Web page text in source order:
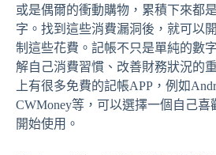
或是偶爾的衝動購物，累積下來都
字。找到這些消費漏洞後，就可以
制這些花費。記帳不只是單純的數
解自己消費習慣、改善財務狀況的
上有很多免費的記帳APP，例如
CWMoney等，可以選擇一個自己喜
開始使用。